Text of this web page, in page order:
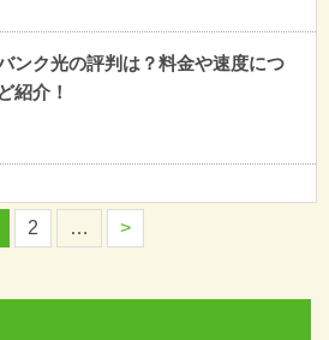
ンク光の評判は？料金や速度につ
紹介！
2 … >